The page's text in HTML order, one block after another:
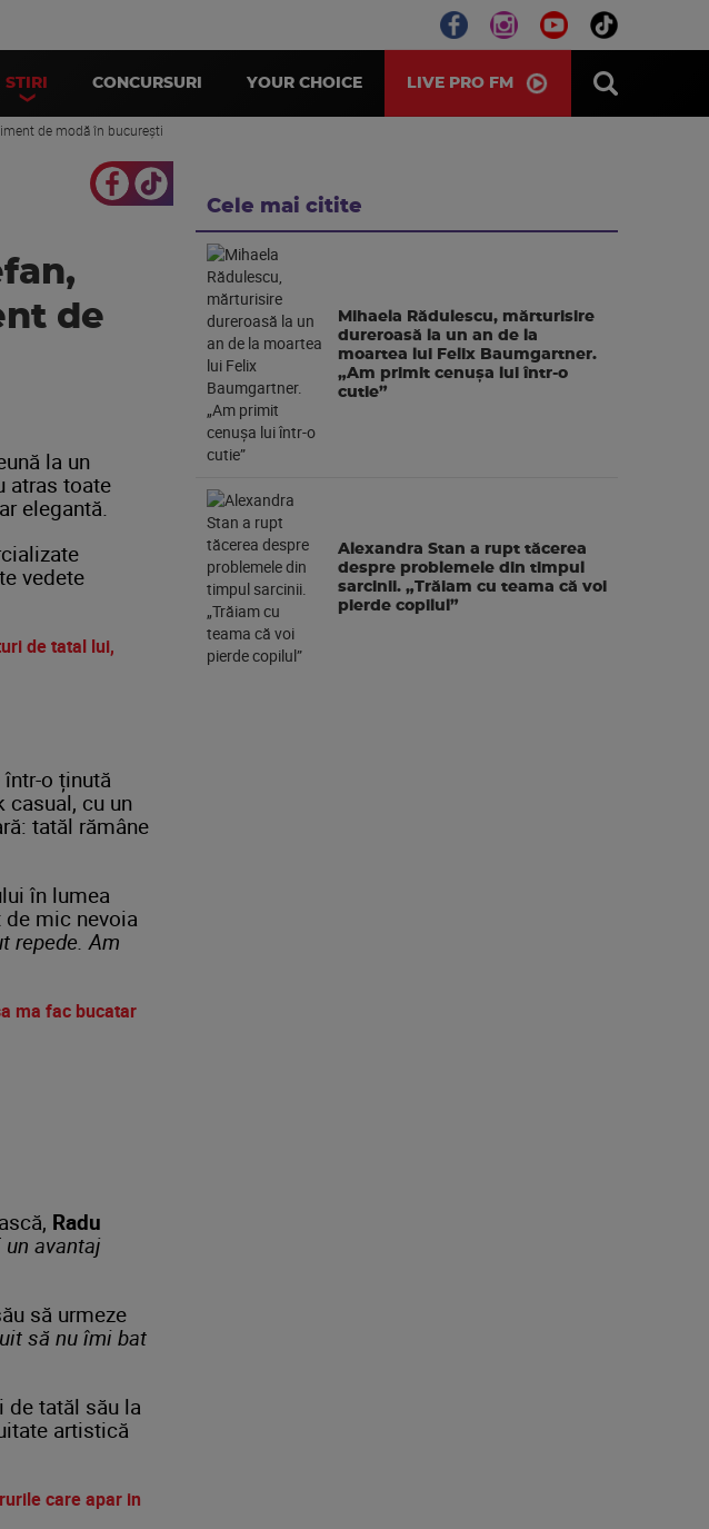
STIRI CONCURSURI YOUR CHOICE LIVE PRO FM
de modă în bucurești
de
la un
atras toate
elegantă.
vedete
de tatal lui,
într-o ținută
casual, cu un
tatăl rămâne
în lumea
de mic nevoia
repede.Am
ma fac bucatar
Radu
un avantaj
să urmeze
să nu îmi bat
de tatăl său la
artistică
care apar in
Cele mai citite
Mihaela Rădulescu, mărturisire
dureroasă la un an de la
moartea lui Felix Baumgartner.
„Am primit cenușa lui într-o
cutie”
Alexandra Stan a rupt tăcerea
despre problemele din timpul
sarcinii. „Trăiam cu teama că voi
pierde copilul”